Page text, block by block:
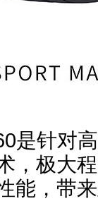
是针对
，极大
能，带